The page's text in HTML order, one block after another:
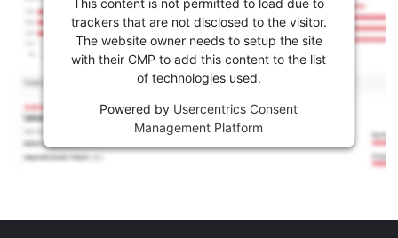
trackers that are not disclosed to the visitor.
The website owner needs to setup the site
with their CMP to add this content to the list
of technologies used.
Powered by Usercentrics Consent
Management Platform